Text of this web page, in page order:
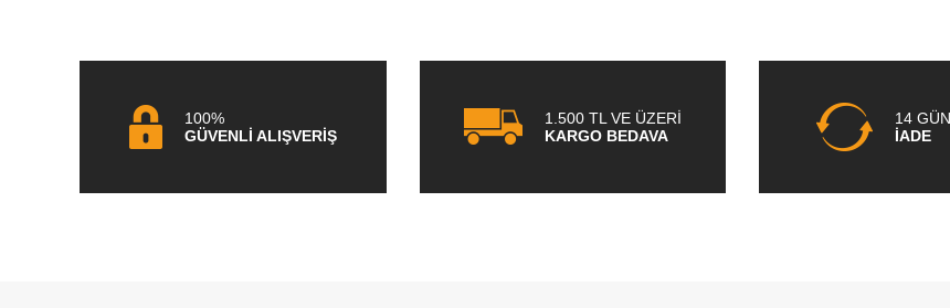
100%
GÜVENLİ ALIŞVERİŞ
1.500 TL VE ÜZERİ
KARGO BEDAVA
14
İADE